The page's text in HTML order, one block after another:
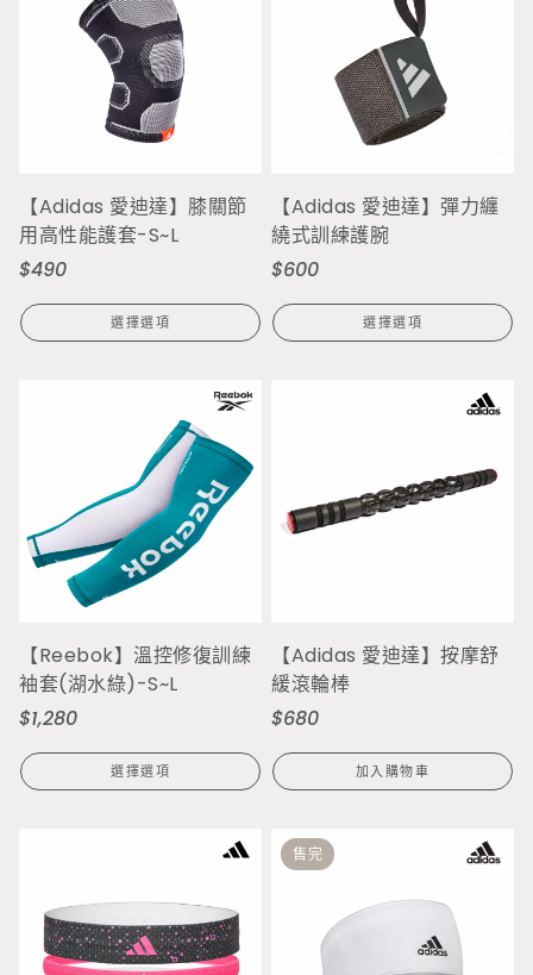
【Adidas 愛迪達】膝關節
用高性能護套-S~L
定
價
$490
選擇選項
【Adidas 愛迪達】彈力纏
繞式訓練護腕
定
價
$600
選擇選項
【Reebok】溫控修復訓練
袖套(湖水綠)-S~L
定
價
$1,280
選擇選項
【Adidas 愛迪達】按摩舒
緩滾輪棒
定
價
$680
加入購物車
售完